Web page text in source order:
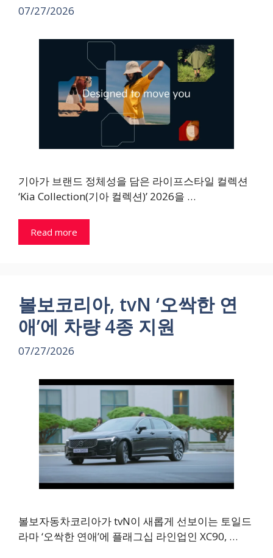
07/27/2026
기아가 브랜드 정체성을 담은 라이프스타일 컬렉션
‘Kia Collection(기아 컬렉션)’ 2026을 …
Read more
볼보코리아, tvN ‘오싹한 연
애’에 차량 4종 지원
07/27/2026
볼보자동차코리아가 tvN이 새롭게 선보이는 토일드
라마 ‘오싹한 연애’에 플래그십 라인업인 XC90, …